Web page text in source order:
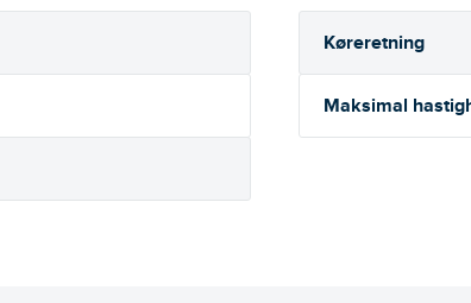
Køreretning
Maksimal